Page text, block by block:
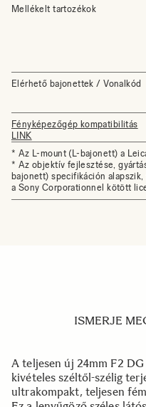
Mellékelt tartozékok
Elérhető bajonettek / Vonalkód
Fényképezőgép kompatibilitás
LINK
* Az L-mount (L-bajonett) a
* Az objektív fejlesztése,
bajonett) specifikáción
a Sony Corporationnel kötött
ISMERJE
A teljesen új 24mm F2
kivételes széltől-szélig
ultrakompakt, teljesen